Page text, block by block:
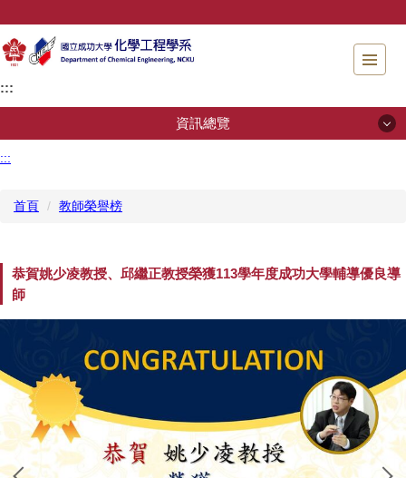
主
要
內
容
:::
資訊總覽
系所簡介
系所成員
儀器檢測服務
我想捐款
:::
首頁 教師榮譽榜
恭賀姚少凌教授、邱繼正教授榮獲113學年度成功大學輔導優良導
師